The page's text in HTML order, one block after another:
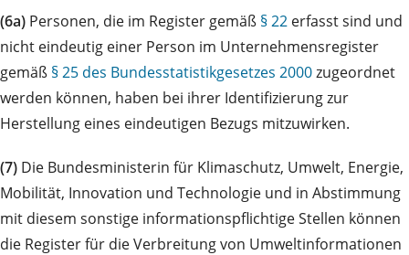
(6a) Personen, die im Register gemäß § 22 erfasst sind und
nicht eindeutig einer Person im Unternehmensregister
gemäß § 25 des Bundesstatistikgesetzes 2000zugeordnet
werden können, haben bei ihrer Identifizierung zur
Herstellung eines eindeutigen Bezugs mitzuwirken.
(7) Die Bundesministerin für Klimaschutz, Umwelt, Energie,
Mobilität, Innovation und Technologie und in Abstimmung
mit diesem sonstige informationspflichtige Stellen können
die Register für die Verbreitung von Umweltinformationen